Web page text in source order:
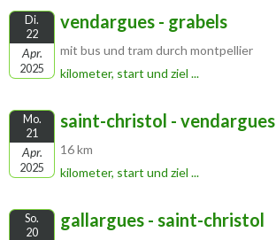
Di.
22
Apr.
2025
vendargues - grabels
mit bus und tram durch montpellier
kilometer, start und ziel ...
Mo.
21
Apr.
2025
saint-christol - vendargues
16 km
kilometer, start und ziel ...
So.
20
gallargues - saint-christol